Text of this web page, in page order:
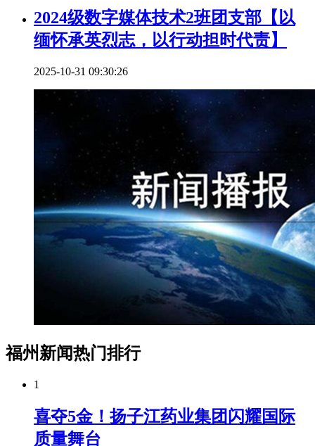
2024级数字媒体技术2班团支部【以
缅怀承英烈志，以行动担时代责】
2025-10-31 09:30:26
福州新闻热门排行
1
喜夺5金！扬子江药业集团闪耀国际
质量舞台